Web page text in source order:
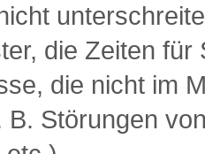
die Zeiten
die nicht im
B. Störungen